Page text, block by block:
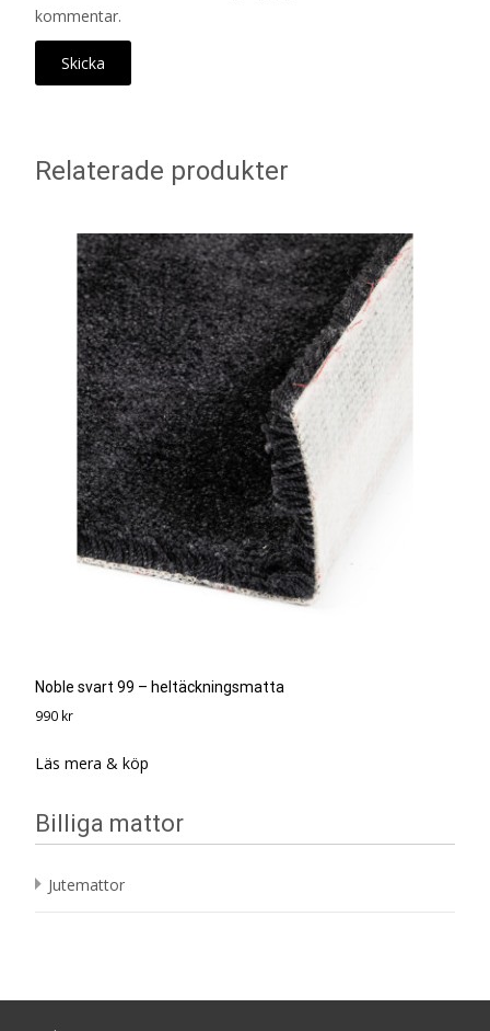
kommentar.
Relaterade produkter
Noble svart 99 – heltäckningsmatta
990 kr
Läs mera & köp
Billiga mattor
Jutemattor